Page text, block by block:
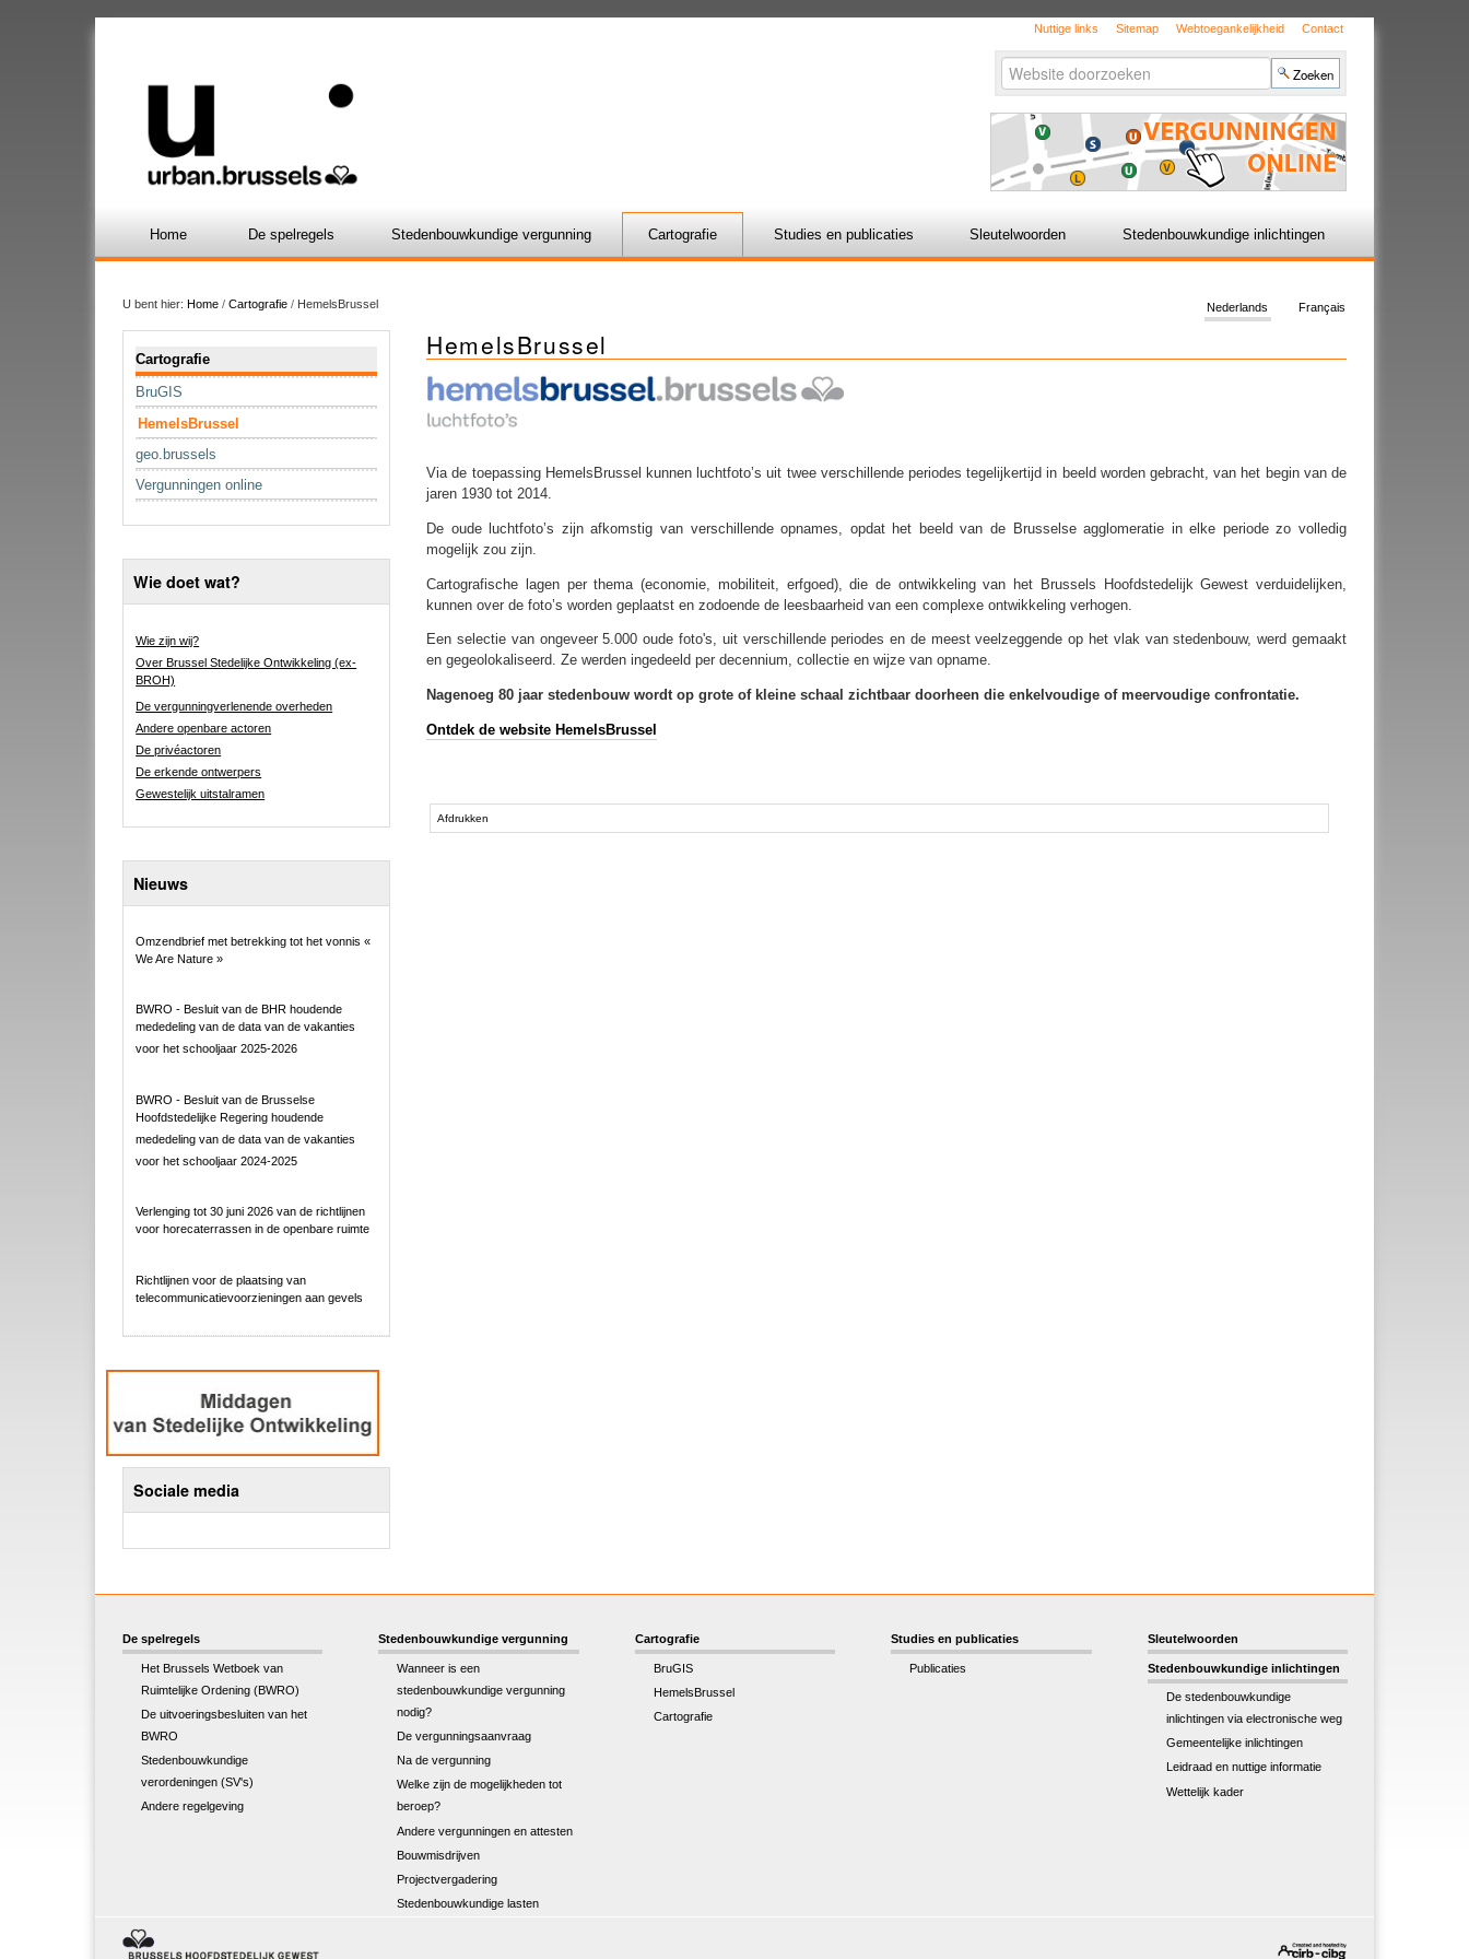
Nuttige links Sitemap Webtoegankelijkheid Contact
Zoek
zoeken...
Home De spelregels Stedenbouwkundige vergunning Cartografie Studies en publicaties Sleutelwoorden Stedenbouwkundige inlichtingen
U bent hier: Home / Cartografie / HemelsBrussel Français
Nederlands
Cartografie
BruGIS
HemelsBrussel
geo.brussels
Vergunningen online
Wie doet wat?
Wie zijn wij?
Over Brussel Stedelijke Ontwikkeling (ex-
BROH)
De vergunningverlenende overheden
Andere openbare actoren
De privéactoren
De erkende ontwerpers
Gewestelijk uitstalramen
Nieuws
Omzendbrief met betrekking tot het vonnis «
We Are Nature »
BWRO - Besluit van de BHR houdende
mededeling van de data van de vakanties
voor het schooljaar 2025-2026
BWRO - Besluit van de Brusselse
Hoofdstedelijke Regering houdende
mededeling van de data van de vakanties
voor het schooljaar 2024-2025
Verlenging tot 30 juni 2026 van de richtlijnen
voor horecaterrassen in de openbare ruimte
Richtlijnen voor de plaatsing van
telecommunicatievoorzieningen aan gevels
Sociale media
HemelsBrussel
Via de toepassing HemelsBrussel kunnen luchtfoto’s uit twee verschillende periodes tegelijkertijd in beeld worden gebracht, van het begin van de
jaren 1930 tot 2014.
De oude luchtfoto’s zijn afkomstig van verschillende opnames, opdat het beeld van de Brusselse agglomeratie in elke periode zo volledig
mogelijk zou zijn.
Cartografische lagen per thema (economie, mobiliteit, erfgoed), die de ontwikkeling van het Brussels Hoofdstedelijk Gewest verduidelijken,
kunnen over de foto’s worden geplaatst en zodoende de leesbaarheid van een complexe ontwikkeling verhogen.
Een selectie van ongeveer 5.000 oude foto's, uit verschillende periodes en de meest veelzeggende op het vlak van stedenbouw, werd gemaakt
en gegeolokaliseerd. Ze werden ingedeeld per decennium, collectie en wijze van opname.
Nagenoeg 80 jaar stedenbouw wordt op grote of kleine schaal zichtbaar doorheen die enkelvoudige of meervoudige confrontatie.
Ontdek de website HemelsBrussel
acties
Afdrukken
De spelregels
Het Brussels Wetboek van
Ruimtelijke Ordening (BWRO)
De uitvoeringsbesluiten van het
BWRO
Stedenbouwkundige
verordeningen (SV's)
Andere regelgeving
Stedenbouwkundige vergunning
Wanneer is een
stedenbouwkundige vergunning
nodig?
De vergunningsaanvraag
Na de vergunning
Welke zijn de mogelijkheden tot
beroep?
Andere vergunningen en attesten
Bouwmisdrijven
Projectvergadering
Stedenbouwkundige lasten
Cartografie
BruGIS
HemelsBrussel
Cartografie
Studies en publicaties
Publicaties
Sleutelwoorden
Stedenbouwkundige inlichtingen
De stedenbouwkundige
inlichtingen via electronische weg
Gemeentelijke inlichtingen
Leidraad en nuttige informatie
Wettelijk kader